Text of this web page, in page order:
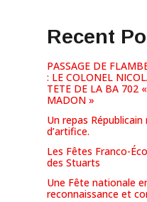
Recent
PASSAGE DE
: LE COLONEL
TETE DE LA BA 702
MADON »
Un repas
d’artifice.
Les Fêtes Franco-
des Stuarts
Une Fête nationale
reconnaissance et